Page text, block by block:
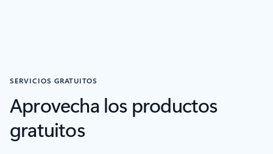
SERVICIOS GRATUITOS
Aprovecha los productos
gratuitos